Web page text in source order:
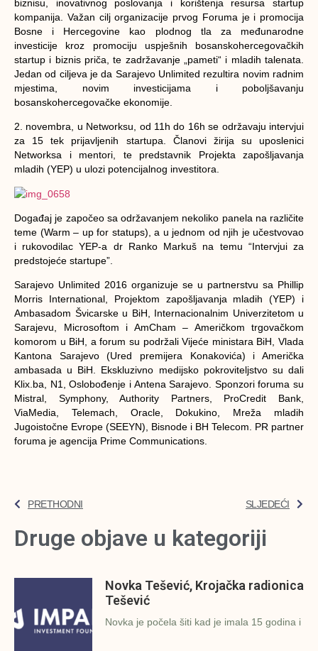
biznisu, inovativnog poslovanja i korištenja resursa startup
kompanija. Važan cilj organizacije prvog Foruma je i promocija
Bosne i Hercegovine kao plodnog tla za međunarodne
investicije kroz promociju uspješnih bosanskohercegovačkih
startup i biznis priča, te zadržavanje „pameti“ i mladih talenata.
Jedan od ciljeva je da Sarajevo Unlimited rezultira novim radnim
mjestima, novim investicijama i poboljšavanju
bosanskohercegovačke ekonomije.
2. novembra, u Networksu, od 11h do 16h se održavaju intervjui
za 15 tek prijavljenih startupa. Članovi žirija su uposlenici
Networksa i mentori, te predstavnik Projekta zapošljavanja
mladih (YEP) u ulozi potencijalnog investitora.
Događaj je započeo sa održavanjem nekoliko panela na različite
teme (Warm – up for statups), a u jednom od njih je učestvovao
i rukovodilac YEP-a dr Ranko Markuš na temu “Intervjui za
predstojeće startupe”.
Sarajevo Unlimited 2016 organizuje se u partnerstvu sa Phillip
Morris International, Projektom zapošljavanja mladih (YEP) i
Ambasadom Švicarske u BiH, Internacionalnim Univerzitetom u
Sarajevu, Microsoftom i AmCham – Američkom trgovačkom
komorom u BiH, a forum su podržali Vijeće ministara BiH, Vlada
Kantona Sarajevo (Ured premijera Konakovića) i Američka
ambasada u BiH. Ekskluzivno medijsko pokroviteljstvo su dali
Klix.ba, N1, Oslobođenje i Antena Sarajevo. Sponzori foruma su
Mistral, Symphony, Authority Partners, ProCredit Bank,
ViaMedia, Telemach, Oracle, Dokukino, Mreža mladih
Jugoistočne Evrope (SEEYN), Bisnode i BH Telecom. PR partner
foruma je agencija Prime Communications.
PRETHODNI SLJEDEĆI
Druge objave u kategoriji
Novka Tešević, Krojačka radionica
Tešević
Novka je počela šiti kad je imala 15 godina i